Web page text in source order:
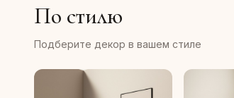
По стилю
Подберите декор в вашем стиле